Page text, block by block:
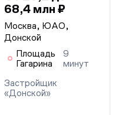
68,4 млн ₽
Москва, ЮАО,
Донской
Площадь
Гагарина
9
минут
Застройщик
«Донской»